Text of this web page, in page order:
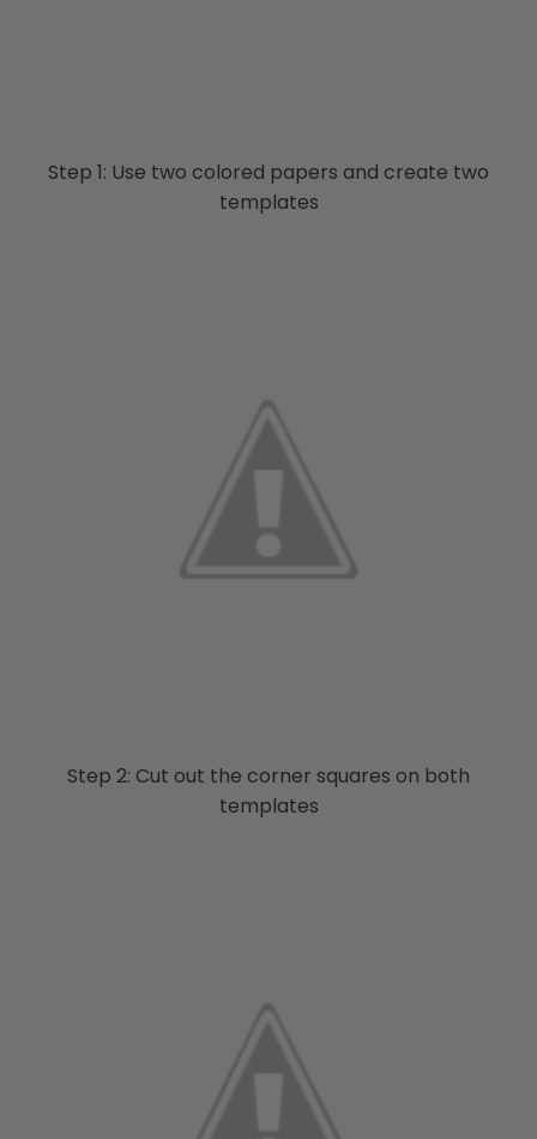
Step 1: Use two colored papers and create two
templates
Step 2: Cut out the corner squares on both
templates